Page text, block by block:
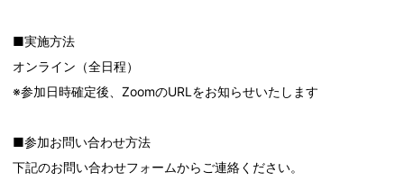
■実施方法
オンライン（全日程）
※参加日時確定後、ZoomのURLをお知らせいたします
■参加お問い合わせ方法
下記のお問い合わせフォームからご連絡ください。